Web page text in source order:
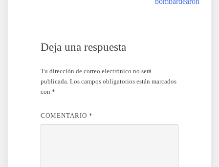
Deja una respuesta
Tu dirección de correo electrónico no será
publicada. Los campos obligatorios están marcados
con *
COMENTARIO *